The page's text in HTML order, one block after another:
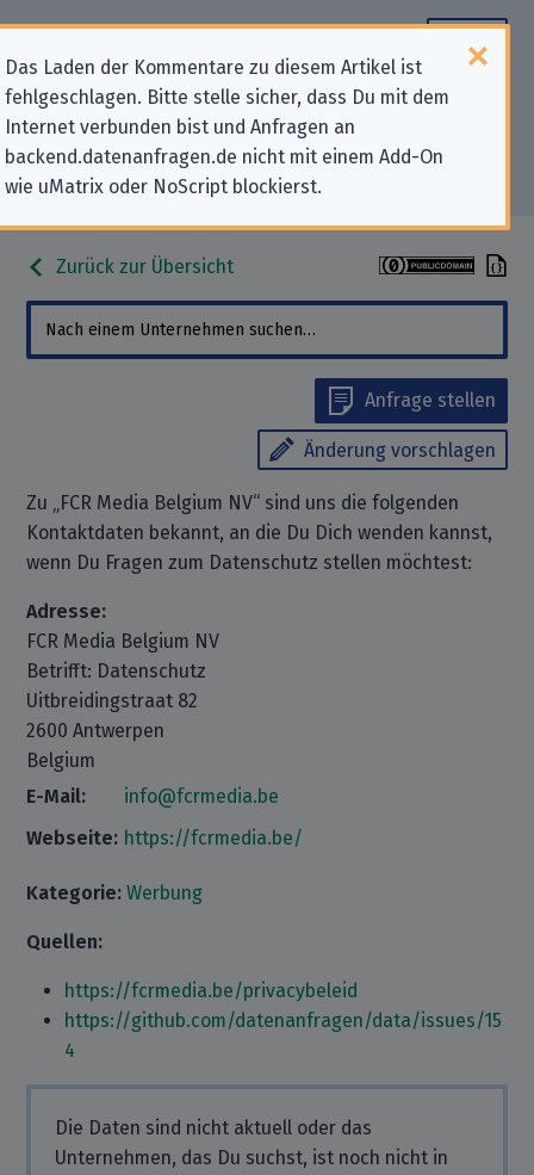
Das Laden der Kommentare zu diesem Artikel ist
fehlgeschlagen. Bitte stelle sicher, dass Du mit dem
Internet verbunden bist und Anfragen an
backend.datenanfragen.de nicht mit einem Add-On
wie uMatrix oder NoScript blockierst.
Datenschutz-Kontaktdaten für
„FCR Media Belgium NV“
Zurück zur Übersicht
Anfrage stellen
Änderung vorschlagen
Zu „FCR Media Belgium NV“ sind uns die folgenden
Kontaktdaten bekannt, an die Du Dich wenden kannst,
wenn Du Fragen zum Datenschutz stellen möchtest:
Adresse:
FCR Media Belgium NV
Betrifft: Datenschutz
Uitbreidingstraat 82
2600 Antwerpen
Belgium
E-Mail:
info@fcrmedia.be
Webseite: https://fcrmedia.be/
Kategorie: Werbung
Quellen:
https://fcrmedia.be/privacybeleid
https://github.com/datenanfragen/data/issues/15
4
Die Daten sind nicht aktuell oder das
Unternehmen, das Du suchst, ist noch nicht in